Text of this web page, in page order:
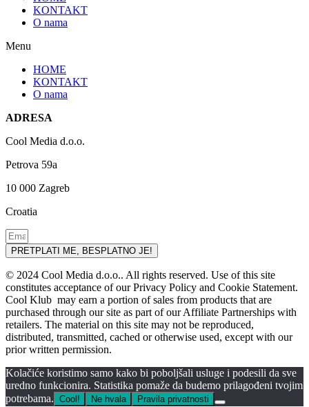
KONTAKT
O nama
Menu
HOME
KONTAKT
O nama
ADRESA
Cool Media d.o.o.
Petrova 59a
10 000 Zagreb
Croatia
PRETPLATI ME, BESPLATNO JE!
© 2024 Cool Media d.o.o.. All rights reserved. Use of this site
constitutes acceptance of our Privacy Policy and Cookie Statement.
Cool Klub may earn a portion of sales from products that are
purchased through our site as part of our Affiliate Partnerships with
retailers. The material on this site may not be reproduced,
distributed, transmitted, cached or otherwise used, except with our
prior written permission.
Kolačiće koristimo samo kako bi poboljšali usluge i podesili da sve
uredno funkcionira. Statistika pomaže da budemo prilagođeni tvojim
potrebama. Cool! Ne hvala Pravila privatnosti